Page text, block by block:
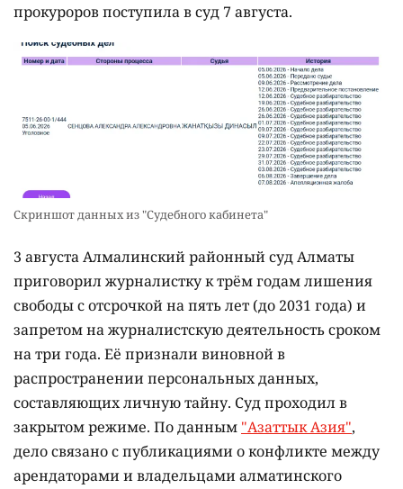
прокуроров поступила в суд 7 августа.
Скриншот данных из "Судебного кабинета"
3 августа Алмалинский районный суд Алматы
приговорил журналистку к трём годам лишения
свободы с отсрочкой на пять лет (до 2031 года) и
запретом на журналистскую деятельность сроком
на три года. Её признали виновной в
распространении персональных данных,
составляющих личную тайну. Суд проходил в
закрытом режиме. По данным "Азаттык Азия",
дело связано с публикациями о конфликте между
арендаторами и владельцами алматинского